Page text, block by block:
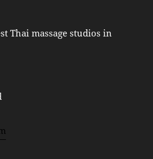
Thai massage studios in